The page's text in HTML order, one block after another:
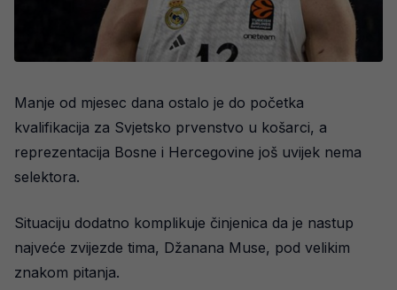
Manje od mjesec dana ostalo je do početka
kvalifikacija za Svjetsko prvenstvo u košarci, a
reprezentacija Bosne i Hercegovine još uvijek nema
selektora.
Situaciju dodatno komplikuje činjenica da je nastup
najveće zvijezde tima, Džanana Muse, pod velikim
znakom pitanja.